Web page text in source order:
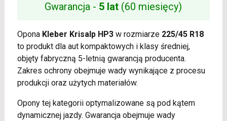
Gwarancja - 5 lat (60 miesięcy)
Opona Kleber Krisalp HP3w rozmiarze 225/45 R18
to produkt dla aut kompaktowych i klasy średniej,
objęty fabryczną 5-letnią gwarancją producenta.
Zakres ochrony obejmuje wady wynikające z procesu
produkcji oraz użytych materiałów.
Opony tej kategorii optymalizowane są pod kątem
dynamicznej jazdy. Gwarancja obejmuje wady